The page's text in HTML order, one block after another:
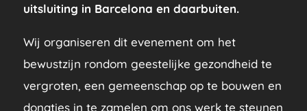
uitsluiting in Barcelona en daarbuiten.
Wij organiseren dit evenement om het
bewustzijn rondom geestelijke gezondheid te
vergroten, een gemeenschap op te bouwen en
donaties in te zamelen om ons werk te steunen